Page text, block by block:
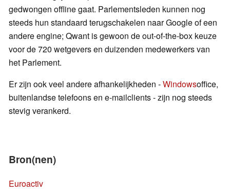
gedwongen offline gaat. Parlementsleden kunnen nog
steeds hun standaard terugschakelen naar Google of een
andere engine; Qwant is gewoon de out-of-the-box keuze
voor de 720 wetgevers en duizenden medewerkers van
het Parlement.
Er zijn ook veel andere afhankelijkheden -Windowsoffice,
buitenlandse telefoons en e-mailclients - zijn nog steeds
stevig verankerd.
Bron(nen)
Euroactiv